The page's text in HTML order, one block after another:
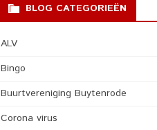
BLOG CATEGORIEËN
ALV
Bingo
Buurtvereniging Buytenrode
Corona virus